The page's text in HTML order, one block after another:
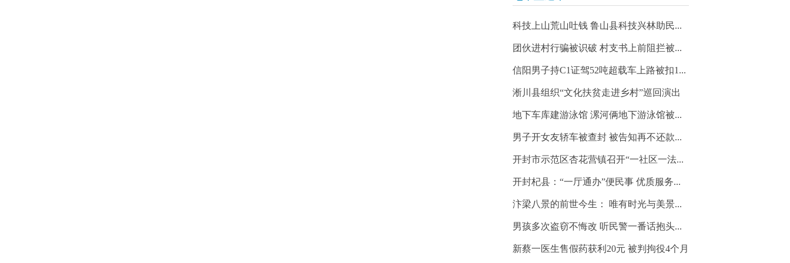
科技上山荒山吐钱 鲁山县科技兴林助民...
团伙进村行骗被识破 村支书上前阻拦被...
信阳男子持C1证驾52吨超载车上路被扣1...
淅川县组织“文化扶贫走进乡村”巡回演出
地下车库建游泳馆 漯河俩地下游泳馆被...
男子开女友轿车被查封 被告知再不还款...
开封市示范区杏花营镇召开“一社区一法...
开封杞县：“一厅通办”便民事 优质服务...
汴梁八景的前世今生： 唯有时光与美景...
男孩多次盗窃不悔改 听民警一番话抱头...
新蔡一医生售假药获利20元 被判拘役4个月